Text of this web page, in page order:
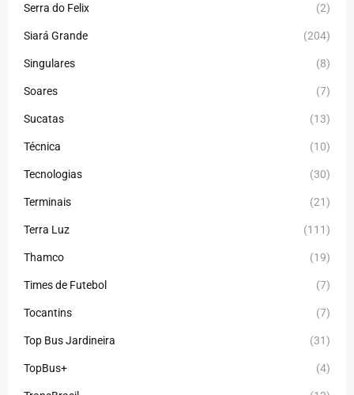
Serra do Felix (2)
Siará Grande (204)
Singulares (8)
Soares (7)
Sucatas (13)
Técnica (10)
Tecnologias (30)
Terminais (21)
Terra Luz (111)
Thamco (19)
Times de Futebol (7)
Tocantins (7)
Top Bus Jardineira (31)
TopBus+ (4)